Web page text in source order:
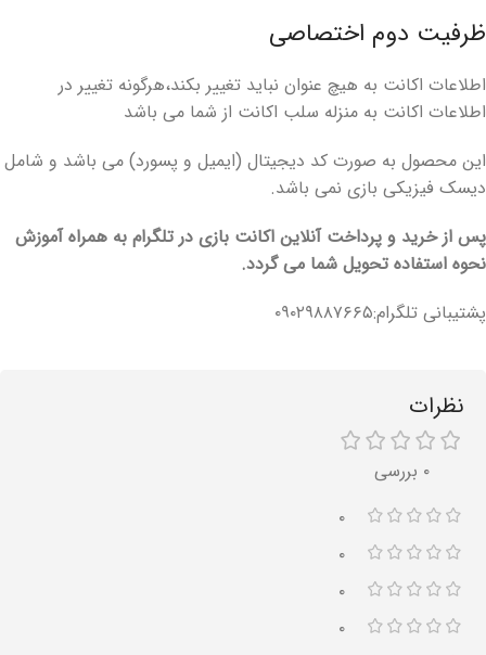
ظرفيت دوم اختصاصی
اطلاعات اکانت به هیچ عنوان نباید تغییر بکند،هرگونه تغییر در
اطلاعات اکانت به منزله سلب اکانت از شما می باشد
این محصول به صورت کد دیجیتال (ایمیل و پسورد) می باشد و شامل
دیسک فیزیکی بازی نمی باشد.
پس از خرید و پرداخت آنلاین اکانت بازی در تلگرام به همراه آموزش
نحوه استفاده تحویل شما می گردد.
پشتیبانی تلگرام:۰۹۰۲۹۸۸۷۶۶۵
نظرات
۰ بررسی
۰
۰
۰
۰